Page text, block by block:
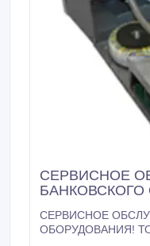
СЕРВИСНОЕ
СЕРВИСНОЕ
ОБОРУДОВАНИЯ! ТОО АКВАЙТ ПРЕДЛАГАЕТ